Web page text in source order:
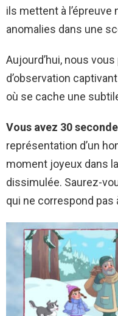
ils mettent à
anomalies dans une
Aujourd’hui, nous
d’observation
où se cache une
Vous avez 30
représentation d’un
moment joyeux dans
dissimulée. Saurez-
qui ne correspond pas